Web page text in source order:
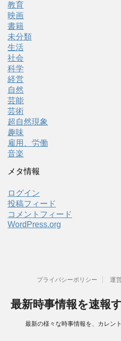
教育
映画
書籍
未分類
生活
社会
科学
経営
自然
芸能
芸術
超自然現象
趣味
雇用、労働
音楽
メタ情報
ログイン
投稿フィード
コメントフィード
WordPress.org
プライバシーポリシー 運
最新時事情報を速報
最新の様々な時事情報を、カレン